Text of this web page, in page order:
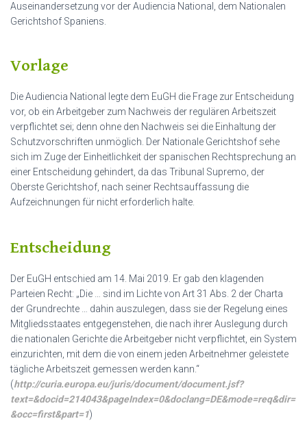
Auseinandersetzung vor der Audiencia National, dem Nationalen
Gerichtshof Spaniens.
Vorlage
Die Audiencia National legte dem EuGH die Frage zur Entscheidung
vor, ob ein Arbeitgeber zum Nachweis der regulären Arbeitszeit
verpflichtet sei; denn ohne den Nachweis sei die Einhaltung der
Schutzvorschriften unmöglich. Der Nationale Gerichtshof sehe
sich im Zuge der Einheitlichkeit der spanischen Rechtsprechung an
einer Entscheidung gehindert, da das Tribunal Supremo, der
Oberste Gerichtshof, nach seiner Rechtsauffassung die
Aufzeichnungen für nicht erforderlich halte.
Entscheidung
Der EuGH entschied am 14. Mai 2019. Er gab den klagenden
Parteien Recht: „Die … sind im Lichte von Art 31 Abs. 2 der Charta
der Grundrechte … dahin auszulegen, dass sie der Regelung eines
Mitgliedsstaates entgegenstehen, die nach ihrer Auslegung durch
die nationalen Gerichte die Arbeitgeber nicht verpflichtet, ein System
einzurichten, mit dem die von einem jeden Arbeitnehmer geleistete
tägliche Arbeitszeit gemessen werden kann.“
(http://curia.europa.eu/juris/document/document.jsf?
text=&docid=214043&pageIndex=0&doclang=DE&mode=req&dir=
&occ=first&part=1)